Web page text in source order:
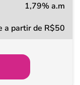
1,79% a.m
a partir de R$50